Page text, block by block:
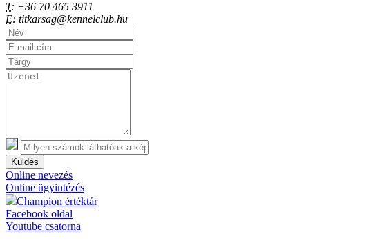
T: +36 70 465 3911
E: titkarsag@kennelclub.hu
Küldés
Online nevezés
Online ügyintézés
Champion értéktár
Facebook oldal
Youtube csatorna